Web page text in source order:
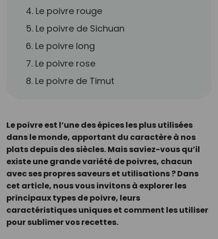
4. Le poivre rouge
5. Le poivre de Sichuan
6. Le poivre long
7. Le poivre rose
8. Le poivre de Timut
Le poivre est l’une des épices les plus utilisées
dans le monde, apportant du caractère à nos
plats depuis des siècles. Mais saviez-vous qu’il
existe une grande variété de poivres, chacun
avec ses propres saveurs et utilisations ? Dans
cet article, nous vous invitons à explorer les
principaux types de poivre, leurs
caractéristiques uniques et comment les utiliser
pour sublimer vos recettes.